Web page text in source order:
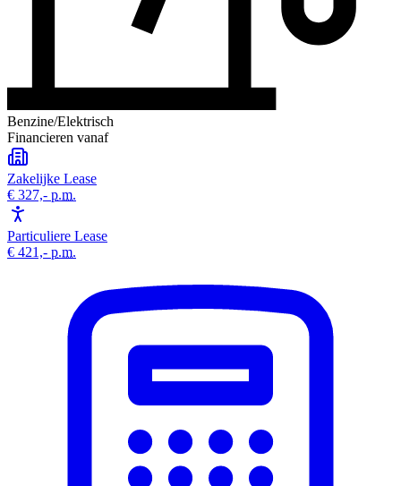
Benzine/Elektrisch
Financieren vanaf
Zakelijke Lease
€ 327,- p.m.
Particuliere Lease
€ 421,- p.m.